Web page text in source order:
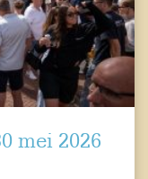
mei 2026